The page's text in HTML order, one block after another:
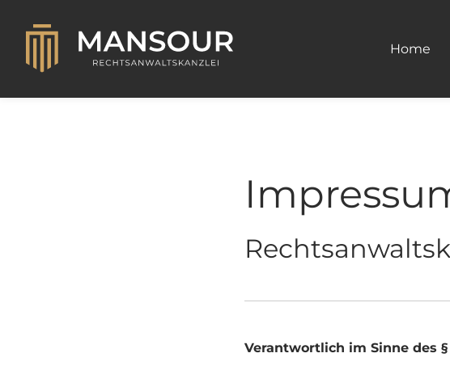
Home
Verantwortlich im Sinne des §